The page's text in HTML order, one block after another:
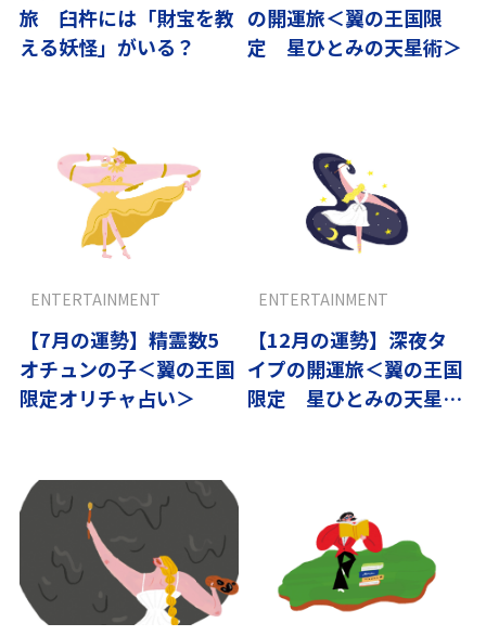
旅 臼杵には「財宝を教
える妖怪」がいる？
の開運旅＜翼の王国限
定 星ひとみの天星術＞
【7月の運勢】精霊数5
オチュンの子＜翼の王国
限定オリチャ占い＞
ENTERTAINMENT
【12月の運勢】深夜タ
イプの開運旅＜翼の王国
限定 星ひとみの天星術
ENTERTAINMENT